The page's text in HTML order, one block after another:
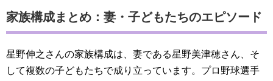
家族構成まとめ：妻・子どもたちのエピソード
星野伸之さんの家族構成は、妻である星野美津穂さん、そ
して複数の子どもたちで成り立っています。プロ野球選手